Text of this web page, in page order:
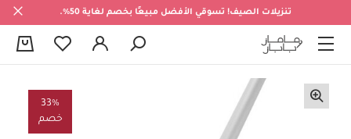
تنزيلات الصيف! تسوقي الأفضل مبيعًا بخصم لغاية 50%.
33%
خصم